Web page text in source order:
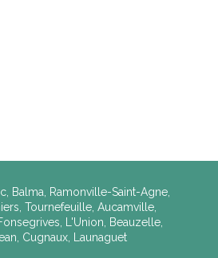
Balma, Ramonville-Saint-Agne,
Tournefeuille, Aucamville,
L'Union, Beauzelle,
Cugnaux, Launaguet